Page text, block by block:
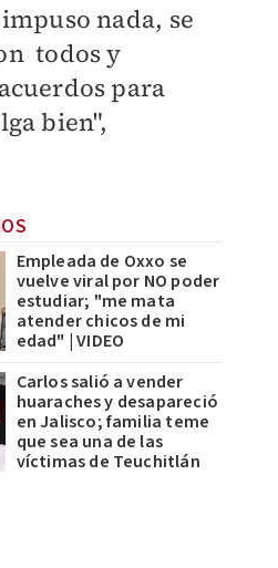
nada, se
todos y
para
bien",
Empleada de Oxxo se
vuelve viral por NO poder
estudiar; "me mata
atender chicos de mi
edad" | VIDEO
Carlos salió a vender
huaraches y desapareció
en Jalisco; familia teme
que sea una de las
víctimas de Teuchitlán